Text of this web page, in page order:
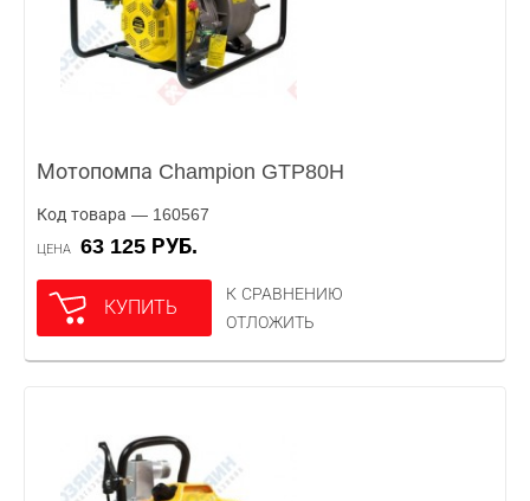
Мотопомпа Champion GTP80H
Код товара — 160567
ЦЕНА 63 125 РУБ.
КУПИТЬ
К СРАВНЕНИЮ
ОТЛОЖИТЬ